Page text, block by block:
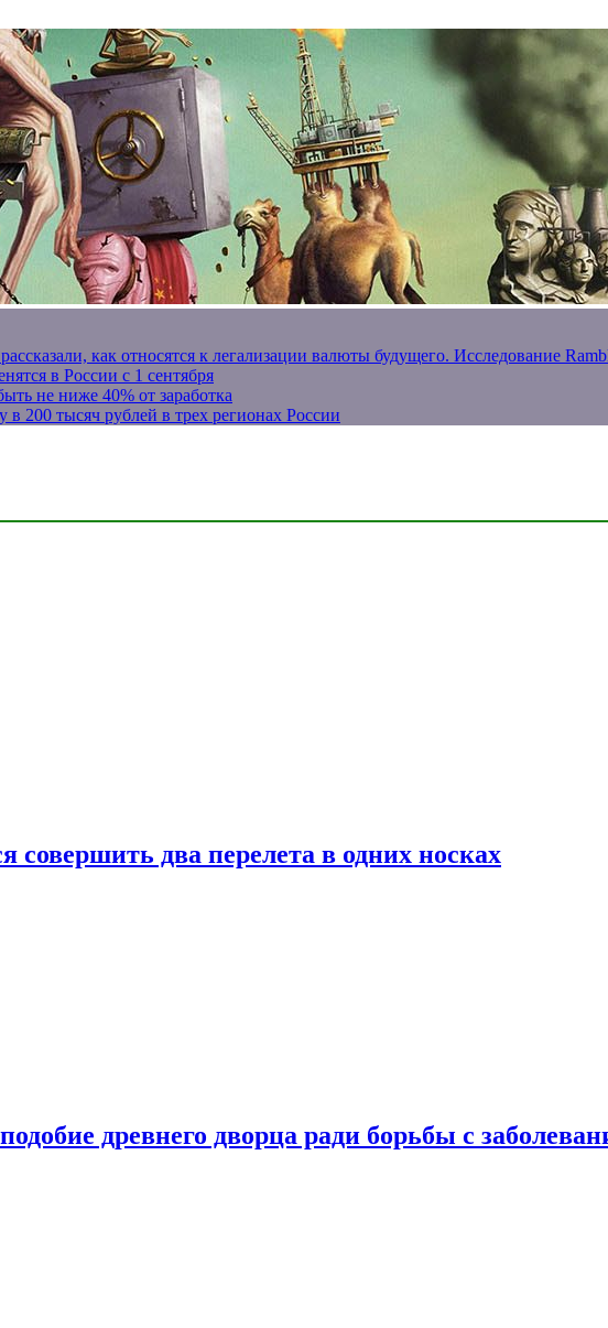
как относятся к легализации валюты будущего. Исследование
в России с 1 сентября
не ниже 40% от заработка
в 200 тысяч рублей в трех регионах России
два перелета в одних носках
древнего дворца ради борьбы с